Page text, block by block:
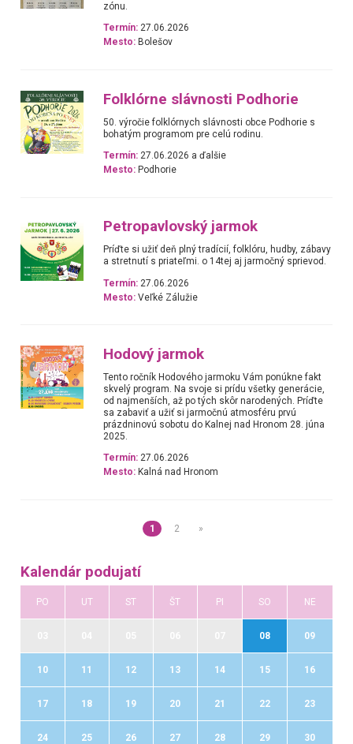
zónu.
Termín: 27.06.2026
Mesto: Bolešov
Folklórne slávnosti Podhorie
50. výročie folklórnych slávnosti obce Podhorie s
bohatým programom pre celú rodinu.
Termín: 27.06.2026 a ďalšie
Mesto: Podhorie
Petropavlovský jarmok
Príďte si užiť deň plný tradícií, folklóru, hudby, zábavy
a stretnutí s priateľmi. o 14tej aj jarmočný sprievod.
Termín: 27.06.2026
Mesto: Veľké Zálužie
Hodový jarmok
Tento ročník Hodového jarmoku Vám ponúkne fakt
skvelý program. Na svoje si prídu všetky generácie,
od najmenších, až po tých skôr narodených. Príďte
sa zabaviť a užiť si jarmočnú atmosféru prvú
prázdninovú sobotu do Kalnej nad Hronom 28. júna
2025.
Termín: 27.06.2026
Mesto: Kalná nad Hronom
1 2 »
Kalendár podujatí
PO UT ST ŠT PI SO NE
08 09
10 11 12 13 14 15 16
17 18 19 20 21 22 23
24 25 26 27 28 29 30